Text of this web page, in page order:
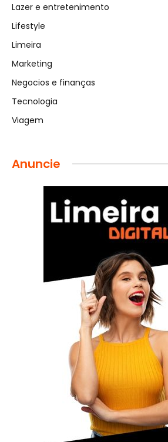
Lazer e entretenimento
Lifestyle
Limeira
Marketing
Negocios e finanças
Tecnologia
Viagem
Anuncie